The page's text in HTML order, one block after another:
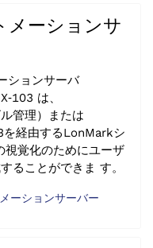
ーションサ
ションサーバ
は、
管理）または
を経由するLonMarkシ
視覚化のためにユーザ
ることができま す。
ーションサーバー